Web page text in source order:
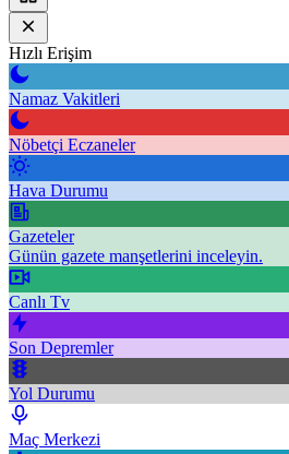
Hızlı Erişim
Namaz Vakitleri
Nöbetçi Eczaneler
Hava Durumu
Gazeteler
Günün gazete manşetlerini inceleyin.
Canlı Tv
Son Depremler
Yol Durumu
Maç Merkezi